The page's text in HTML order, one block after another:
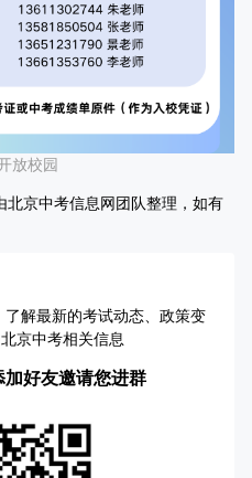
放校园
京中考信息网团队整理，如有
解最新的考试动态、政策变
京中考相关信息
好友邀请您进群